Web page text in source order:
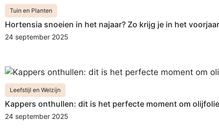
Tuin en Planten
Hortensia snoeien in het najaar? Zo krijg je in het
24 september 2025
Leefstijl en Welzijn
Kappers onthullen: dit is het perfecte moment om
24 september 2025